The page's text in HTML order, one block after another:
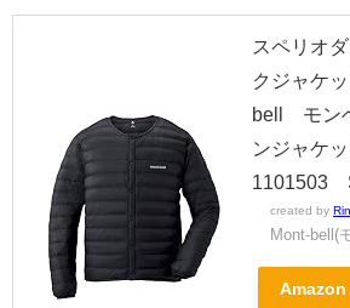
スペリオ
クジャケ
bell モン
ンジャケ
1101503
created by
Mont-bell(
Amazon